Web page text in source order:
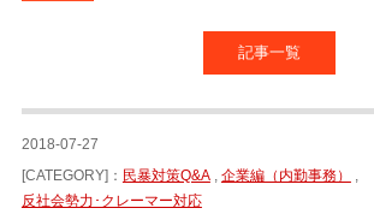
記事一覧
2018-07-27
[CATEGORY]： 民暴対策Q&A 企業編（内勤事務）
反社会勢力･クレーマー対応